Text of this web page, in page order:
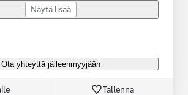
Näytä lisää
Ota yhteyttä jälleenmyyjään
Tallenna